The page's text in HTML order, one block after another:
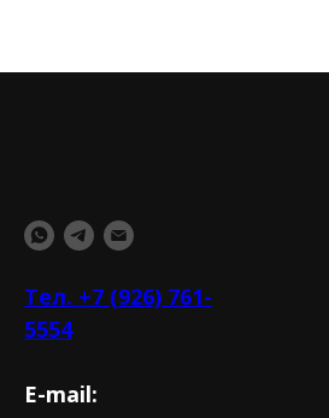
Тел. +7 (926) 761-
5554
E-mail: